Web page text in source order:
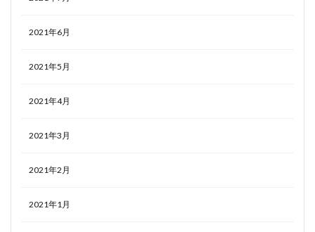
2021年6月
2021年5月
2021年4月
2021年3月
2021年2月
2021年1月